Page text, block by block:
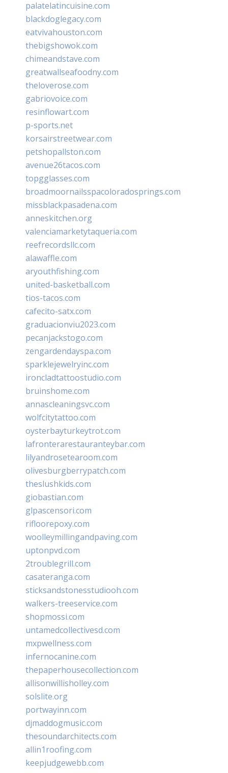
palatelatincuisine.com
blackdoglegacy.com
eatvivahouston.com
thebigshowok.com
chimeandstave.com
greatwallseafoodny.com
theloverose.com
gabriovoice.com
resinflowart.com
p-sports.net
korsairstreetwear.com
petshopallston.com
avenue26tacos.com
topgglasses.com
broadmoornailsspacoloradosprings.com
missblackpasadena.com
anneskitchen.org
valenciamarketytaqueria.com
reefrecordsllc.com
alawaffle.com
aryouthfishing.com
united-basketball.com
tios-tacos.com
cafecito-satx.com
graduacionviu2023.com
pecanjackstogo.com
zengardendayspa.com
sparklejewelryinc.com
ironcladtattoostudio.com
bruinshome.com
annascleaningsvc.com
wolfcitytattoo.com
oysterbayturkeytrot.com
lafronterarestauranteybar.com
lilyandrosetearoom.com
olivesburgberrypatch.com
theslushkids.com
giobastian.com
glpascensori.com
rifloorepoxy.com
woolleymillingandpaving.com
uptonpvd.com
2troublegrill.com
casateranga.com
sticksandstonesstudiooh.com
walkers-treeservice.com
shopmossi.com
untamedcollectivesd.com
mxpwellness.com
infernocanine.com
thepaperhousecollection.com
allisonwillisholley.com
solslite.org
portwayinn.com
djmaddogmusic.com
thesoundarchitects.com
allin1roofing.com
keepjudgewebb.com